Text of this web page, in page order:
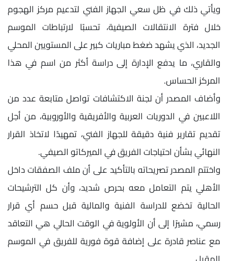
ويأتي ذلك في ظل سعي الجهاز الفني لتدعيم مركز الهجوم
خلال فترة الانتقالات الصيفية، تحسبًا لارتباطات الموسم
الجديد، الذي يشهد ضغط مباريات كبير على المستويين المحلي
والقاري، ما يدفع الإدارة إلى دراسة أكثر من اسم في هذا
المركز الحساس.
وأضاف المصدر أن لجنة الاكتشافات تواصل متابعة عدد من
اللاعبين في الدوريات العربية والأفريقية والأوروبية، من أجل
تقديم تقارير فنية دقيقة للجهاز الفني، تمهيدًا لاتخاذ القرار
النهائي بشأن احتياجات الفريق في الميركاتو الصيفي.
واختتم المصدر تصريحاته بالتأكيد على أن ملف الصفقات داخل
الأهلي يتم التعامل معه بحرص شديد، وأن كل الترشيحات
الحالية تخضع للدراسة الفنية والمالية قبل حسم أي قرار
رسمي، مشيرًا إلى أن الأولوية في الوقت الحالي هي التعاقد
مع عناصر قادرة على إضافة قوة فورية للفريق في الموسم